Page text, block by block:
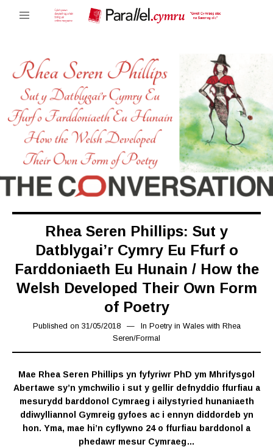
Rhea Seren Phillips: Sut y
Datblygai’r Cymry Eu Ffurf o
Farddoniaeth Eu Hunain / How the
Welsh Developed Their Own Form
of Poetry
Published on 31/05/201815/03/2019
In Poetry in Wales with Rhea
Seren/Formal
Mae Rhea Seren Phillips yn fyfyriwr PhD ym Mhrifysgol
Abertawe sy’n ymchwilio i sut y gellir defnyddio ffurfiau a
mesurydd barddonol Cymraeg i ailystyried hunaniaeth
ddiwylliannol Gymreig gyfoes ac i ennyn diddordeb yn
hon. Yma, mae hi’n cyflywno 24 o ffurfiau barddonol a
phedawr mesur Cymraeg…